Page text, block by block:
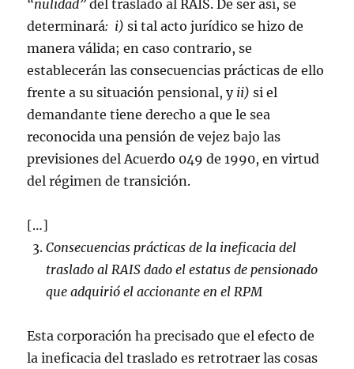
“nulidad” del traslado al RAIS. De ser así, se
determinará: i) si tal acto jurídico se hizo de
manera válida; en caso contrario, se
establecerán las consecuencias prácticas de ello
frente a su situación pensional, y ii) si el
demandante tiene derecho a que le sea
reconocida una pensión de vejez bajo las
previsiones del Acuerdo 049 de 1990, en virtud
del régimen de transición.
[…]
Consecuencias prácticas de la ineficacia del
traslado al RAIS dado el estatus de pensionado
que adquirió el accionante en el RPM
Esta corporación ha precisado que el efecto de
la ineficacia del traslado es retrotraer las cosas